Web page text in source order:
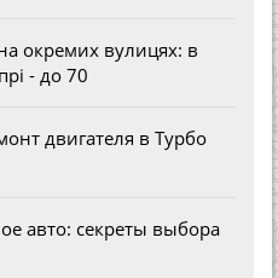
окремих вулицях: в
- до 70
двигателя в Турбо
авто: секреты выбора